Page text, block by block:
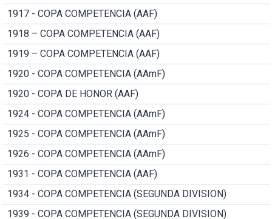
1917 - COPA COMPETENCIA (AAF)
1918 – COPA COMPETENCIA (AAF)
1919 – COPA COMPETENCIA (AAF)
1920 - COPA COMPETENCIA (AAmF)
1920 - COPA DE HONOR (AAF)
1924 - COPA COMPETENCIA (AAmF)
1925 - COPA COMPETENCIA (AAmF)
1926 - COPA COMPETENCIA (AAmF)
1931 - COPA COMPETENCIA (AAF)
1934 - COPA COMPETENCIA (SEGUNDA DIVISION)
1939 - COPA COMPETENCIA (SEGUNDA DIVISION)